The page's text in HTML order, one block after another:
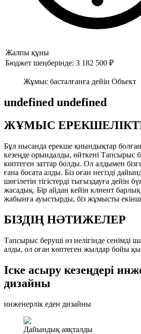
Жалпы құны
Бюджет шеңберінде: 3 182 500 ₽
Жұмыс басталғанға дейін Объект
undefined undefined
ЖҰМЫС
Бұл нысанда ерекше қиындықтар
кезеңде орындалды, өйткені Тапсырыс
көптеген заттар болды. Ол алдымен
ғана босата алды. Біз оған негізді
шөгілетін тігістерді тығыздауға дейін
жасадық. Бір айдан кейін клиент
жабынға ауыстырды, біз жұмысты
БІЗДІҢ НӘТИЖЕЛЕР
Тапсырыс беруші өз иелігінде сенімді
алды, ол оған көптеген жылдар бойы
Іске асыру кезеңдері
дизайны
инженерлік еден дизайны
Дайындық аяқталды